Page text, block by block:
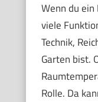
Wenn du
viele
Technik,
Garten bist.
Rolle. Da